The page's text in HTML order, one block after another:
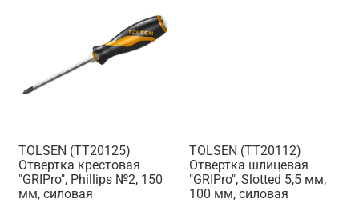
TOLSEN (TT20125)
Отвертка крестовая
"GRIPro", Phillips №2, 150
мм, силовая
TOLSEN (TT20112)
Отвертка шлицевая
"GRIPro", Slotted 5,5 мм,
100 мм, силовая